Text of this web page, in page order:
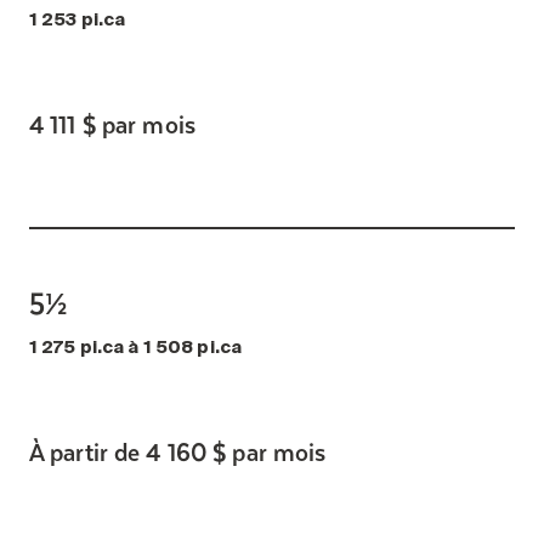
1 253 pi.ca
4 111 $ par mois
5½
1 275 pi.ca à 1 508 pi.ca
À partir de 4 160 $ par mois